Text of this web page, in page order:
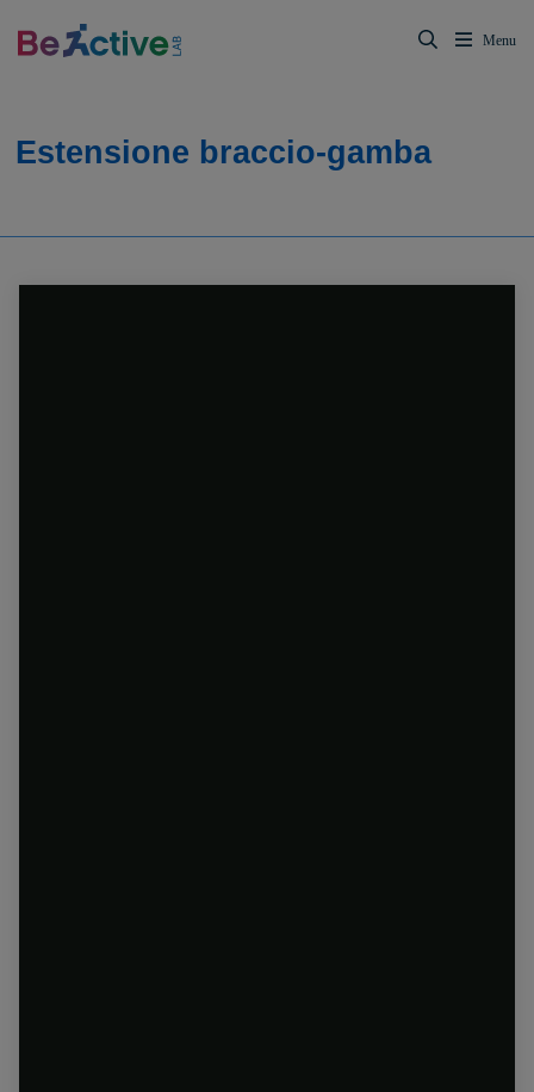
Estensione braccio-gamba